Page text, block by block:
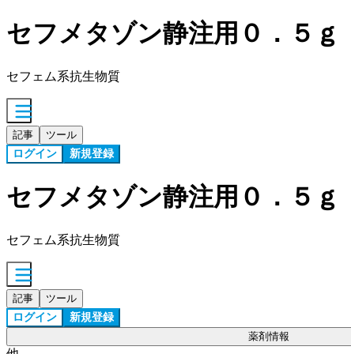
セフメタゾン静注用０．５ｇ
セフェム系抗生物質
記事 ツール
ログイン 新規登録
セフメタゾン静注用０．５ｇ
セフェム系抗生物質
記事 ツール
ログイン 新規登録
薬剤情報